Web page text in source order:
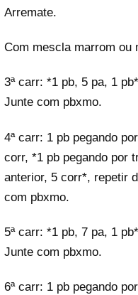
Arremate.
Com mescla marrom ou
3ª carr: *1 pb, 5 pa, 1
Junte com pbxmo.
4ª carr: 1 pb pegando
corr, *1 pb pegando por
anterior, 5 corr*, repetir
com pbxmo.
5ª carr: *1 pb, 7 pa, 1
Junte com pbxmo.
6ª carr: 1 pb pegando